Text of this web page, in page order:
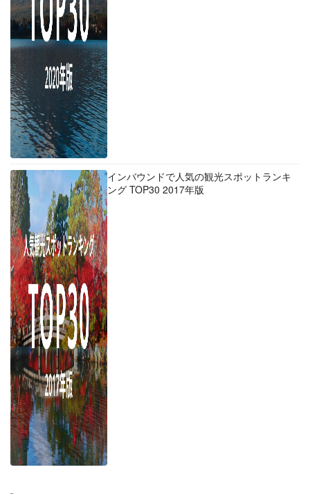
インバウンドで人気の観光スポットランキ
ング TOP30 2017年版